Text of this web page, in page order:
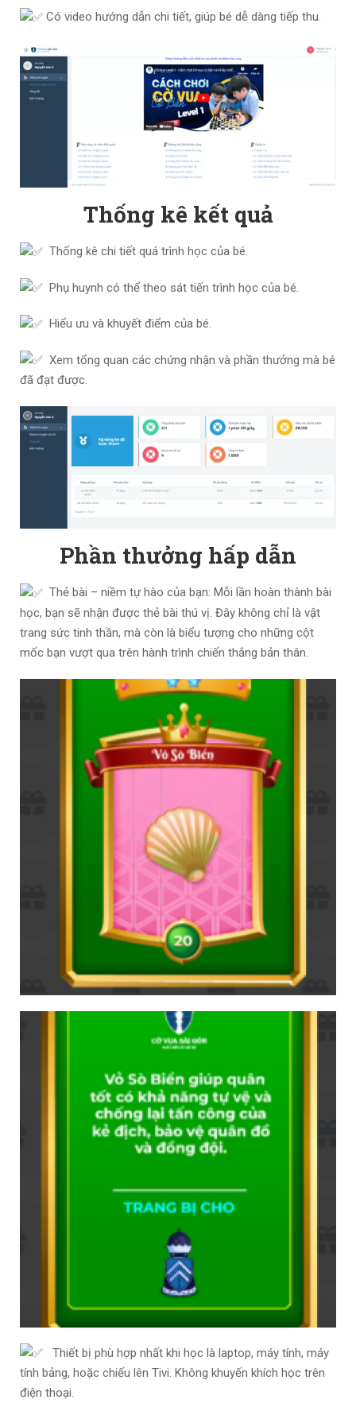
Có video hướng dẫn chi tiết, giúp bé dễ dàng tiếp thu.
Thống kê kết quả
Thống kê chi tiết quá trình học của bé.
Phụ huynh có thể theo sát tiến trình học của bé.
Hiểu ưu và khuyết điểm của bé.
Xem tổng quan các chứng nhận và phần thưởng mà bé
đã đạt được.
Phần thưởng hấp dẫn
Thẻ bài – niềm tự hào của bạn: Mỗi lần hoàn thành bài
học, bạn sẽ nhận được thẻ bài thú vị. Đây không chỉ là vật
trang sức tinh thần, mà còn là biểu tượng cho những cột
mốc bạn vượt qua trên hành trình chiến thắng bản thân
Thiết bị phù hợp nhất khi học là laptop, máy tính, máy
tính bảng, hoặc chiếu lên Tivi. Không khuyến khích học trên
điện thoại.